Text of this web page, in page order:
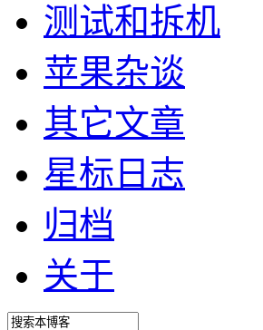
测试和拆机
苹果杂谈
其它文章
星标日志
归档
关于